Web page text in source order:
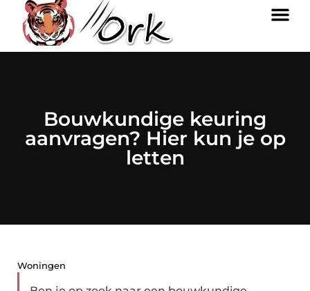
Bouwkundige keuring
aanvragen? Hier kun je op
letten
Woningen